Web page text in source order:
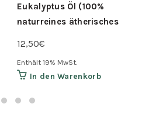
Eukalyptus Öl (100%
naturreines ätherisches
12,50€
Enthält 19% MwSt.
In den Warenkorb